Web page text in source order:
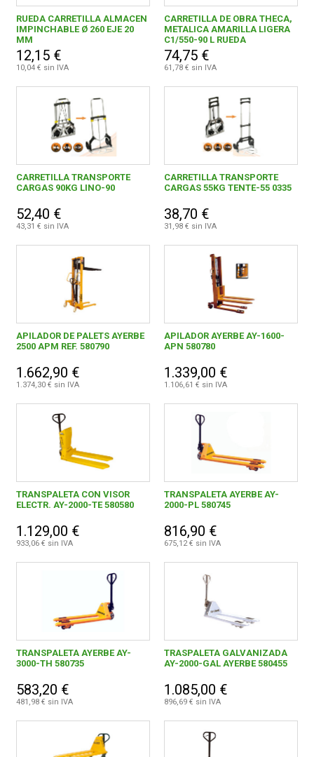
RUEDA CARRETILLA ALMACEN
IMPINCHABLE Ø 260 EJE 20
MM
12,15 €
10,04 € sin IVA
CARRETILLA DE OBRA THECA,
METALICA AMARILLA LIGERA
C1/550-90 L RUEDA
NEUMATICA
74,75 €
61,78 € sin IVA
CARRETILLA TRANSPORTE
CARGAS 90KG LINO-90
52,40 €
43,31 € sin IVA
CARRETILLA TRANSPORTE
CARGAS 55KG TENTE-55 0335
38,70 €
31,98 € sin IVA
APILADOR DE PALETS AYERBE
2500 APM REF. 580790
1.662,90 €
1.374,30 € sin IVA
APILADOR AYERBE AY-1600-
APN 580780
1.339,00 €
1.106,61 € sin IVA
TRANSPALETA CON VISOR
ELECTR. AY-2000-TE 580580
1.129,00 €
933,06 € sin IVA
TRANSPALETA AYERBE AY-
2000-PL 580745
816,90 €
675,12 € sin IVA
TRANSPALETA AYERBE AY-
3000-TH 580735
583,20 €
481,98 € sin IVA
TRASPALETA GALVANIZADA
AY-2000-GAL AYERBE 580455
1.085,00 €
896,69 € sin IVA